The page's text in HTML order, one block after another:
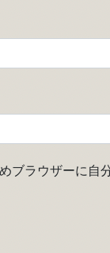
ブラウザーに自